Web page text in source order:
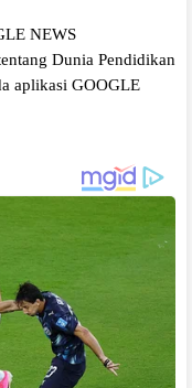
NEWS
Dunia Pendidikan
aplikasi GOOGLE